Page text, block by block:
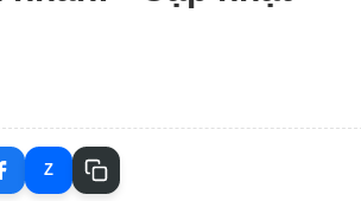
Z